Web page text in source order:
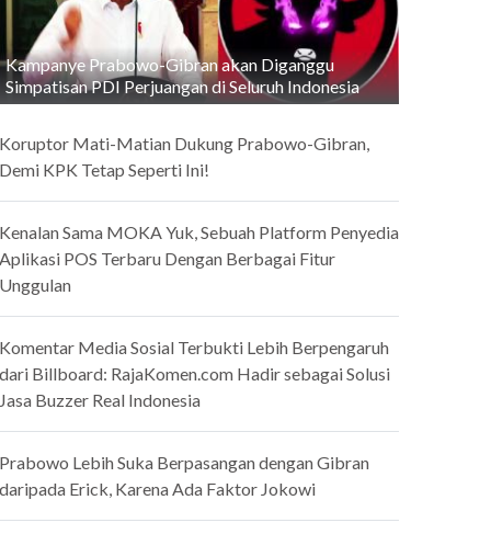
Kampanye Prabowo-Gibran akan Diganggu
Simpatisan PDI Perjuangan di Seluruh Indonesia
Mati-Matian Dukung Prabowo-Gibran,
KPK Tetap Seperti Ini!
Sama MOKA Yuk, Sebuah Platform Penyedia
POS Terbaru Dengan Berbagai Fitur
Media Sosial Terbukti Lebih Berpengaruh
Billboard: RajaKomen.com Hadir sebagai Solusi
Buzzer Real Indonesia
Lebih Suka Berpasangan dengan Gibran
Erick, Karena Ada Faktor Jokowi